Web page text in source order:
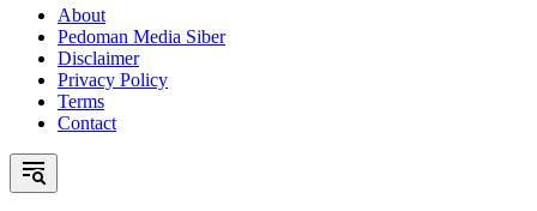
About
Pedoman Media Siber
Disclaimer
Privacy Policy
Terms
Contact